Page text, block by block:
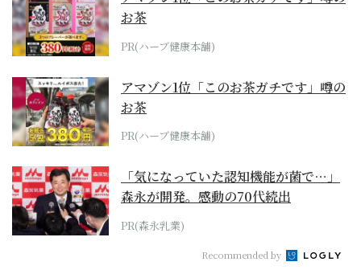
お茶
PR(ハーブ健康本舗)
アマゾン1位「このお茶ガチです」噂の
お茶
PR(ハーブ健康本舗)
「気になっていた認知機能が菌で…」
森永が開発。感動の70代続出
PR(森永乳業)
Recommended by